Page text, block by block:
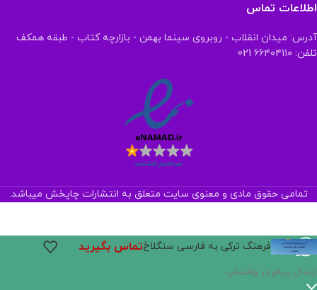
اطلاعات تماس
آدرس: میدان انقلاب - روبروی سینما بهمن - بازارچه کتاب - طبقه همکف
تلفن: ۶۶۴۰۴۱۱۰ 021
تمامی حقوق مادی و معنوی سایت متعلق به انتشارات چاپخش میباشد.
فرهنگ ترکی‌ به فارسی سنگلاختماس بگیرید
ارسال پیام در واتساپ